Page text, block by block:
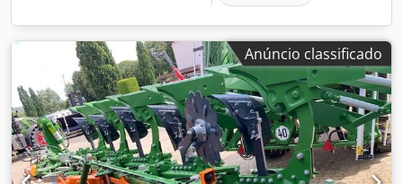
Anúncio classificado